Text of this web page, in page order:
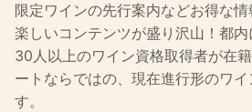
限定ワインの先行案内などお得な
楽しいコンテンツが盛り沢山！都内
30人以上のワイン資格取得者が在
ートならではの、現在進行形のワ
す。